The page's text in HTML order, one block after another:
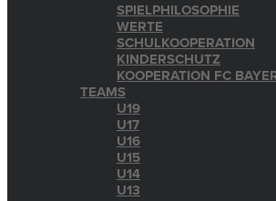
SPIELPHILOSOPHIE
WERTE
SCHULKOOPERATION
KINDERSCHUTZ
KOOPERATION FC
TEAMS
U19
U17
U16
U15
U14
U13